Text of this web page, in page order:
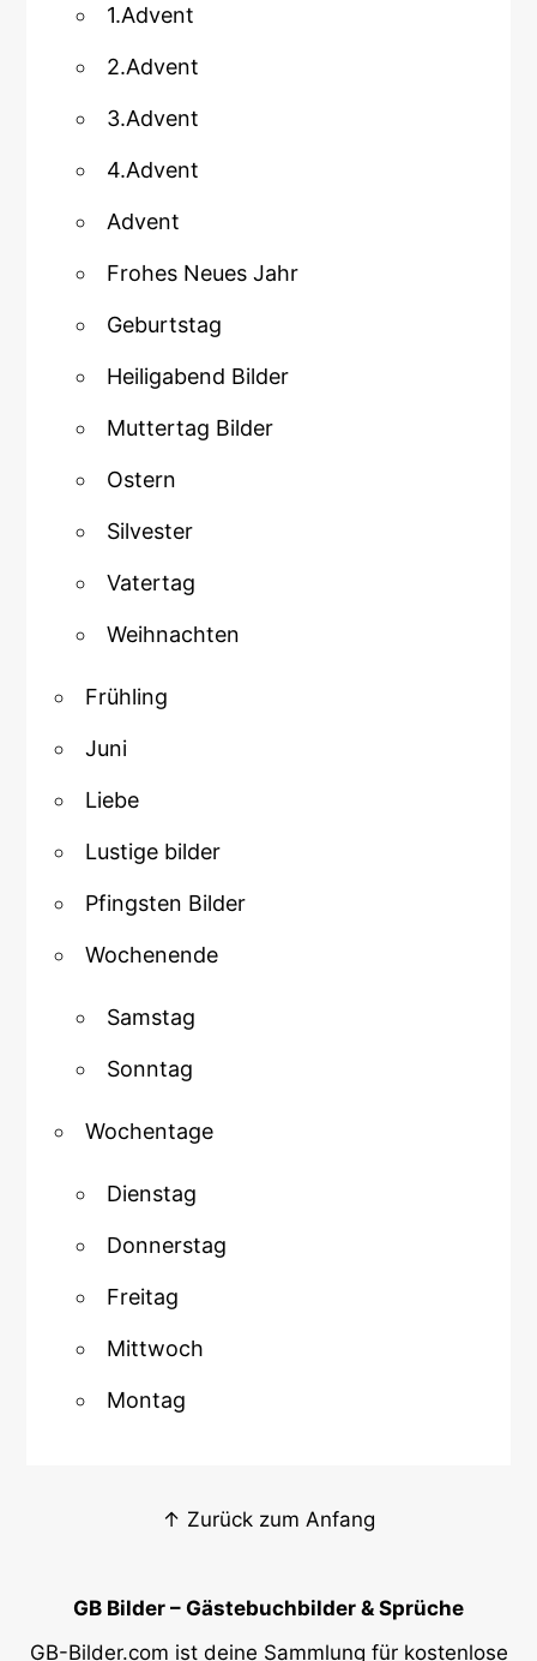
1.Advent
2.Advent
3.Advent
4.Advent
Advent
Frohes Neues Jahr
Geburtstag
Heiligabend Bilder
Muttertag Bilder
Ostern
Silvester
Vatertag
Weihnachten
Frühling
Juni
Liebe
Lustige bilder
Pfingsten Bilder
Wochenende
Samstag
Sonntag
Wochentage
Dienstag
Donnerstag
Freitag
Mittwoch
Montag
↑ Zurück zum Anfang
GB Bilder – Gästebuchbilder & Sprüche
GB-Bilder.com ist deine Sammlung für kostenlose